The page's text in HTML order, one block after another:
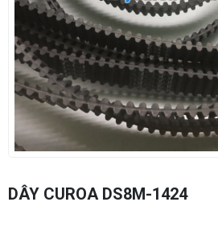
DÂY CUROA DS8M-1424